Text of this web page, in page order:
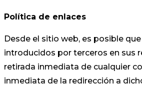
Política de enlaces
Desde el sitio web, es posible
introducidos por terceros en sus
retirada inmediata de cualquier
inmediata de la redirección a